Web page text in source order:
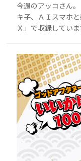
今週のアッコさん
キ子、ＡＩスマホ
Ｘ」で収録してい